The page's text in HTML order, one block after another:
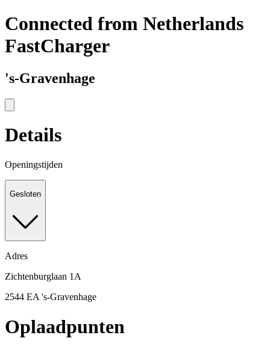
Connected from Netherlands
FastCharger
's-Gravenhage
Details
Openingstijden
Gesloten
Adres
Zichtenburglaan 1A
2544 EA 's-Gravenhage
Oplaadpunten